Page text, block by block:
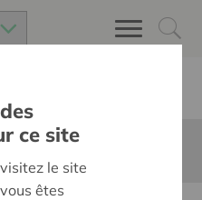
ce site
le site
êtes